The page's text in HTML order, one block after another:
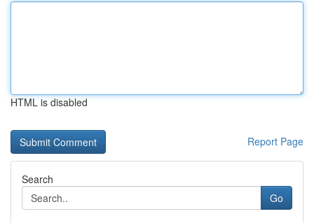
HTML is disabled
Report Page
Search
Go